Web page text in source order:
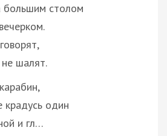
большим столом
шалят.
один
и гл…